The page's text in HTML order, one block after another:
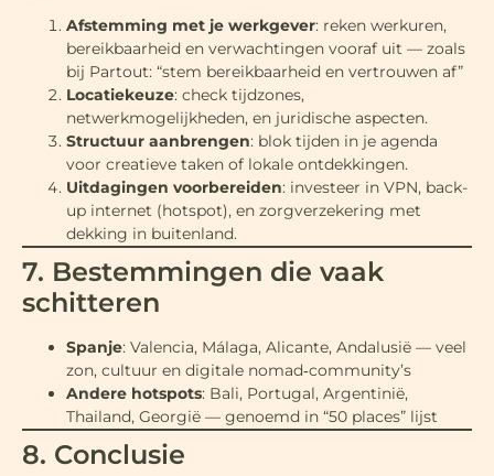
Afstemming met je werkgever: reken werkuren,
bereikbaarheid en verwachtingen vooraf uit — zoals
bij Partout: “stem bereikbaarheid en vertrouwen af”
Locatiekeuze: check tijdzones,
netwerkmogelijkheden, en juridische aspecten.
Structuur aanbrengen: blok tijden in je agenda
voor creatieve taken of lokale ontdekkingen.
Uitdagingen voorbereiden: investeer in VPN, back-
up internet (hotspot), en zorgverzekering met
dekking in buitenland.
7. Bestemmingen die vaak
schitteren
Spanje: Valencia, Málaga, Alicante, Andalusië — veel
zon, cultuur en digitale nomad‑community’s
Andere hotspots: Bali, Portugal, Argentinië,
Thailand, Georgië — genoemd in “50 places” lijst
8. Conclusie